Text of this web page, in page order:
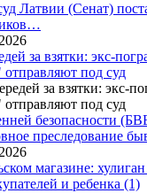
Латвии (Сенат)
за взятки: экс-
под суд
безопасности
преследование
магазине:
и ребенка (1)